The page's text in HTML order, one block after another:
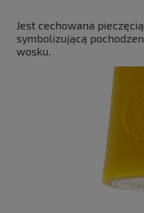
Jest cechowana
symbolizującą
wosku.